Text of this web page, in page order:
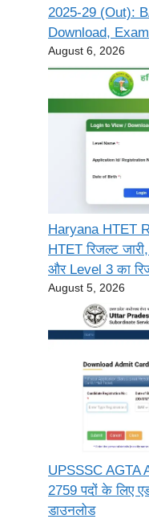
2025-29 (Out):
Download,
August 6, 2026
Haryana HTET
HTET रिजल्ट
और Level 3 का
August 5, 2026
UPSSSC AGTA
2759 पदों के लिए
डाउनलोड